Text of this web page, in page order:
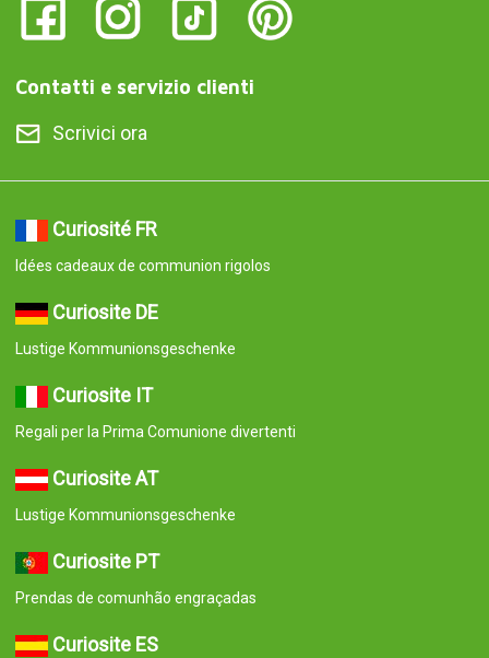
Contatti e servizio clienti
Scrivici ora
Curiosité FR
Idées cadeaux de communion rigolos
Curiosite DE
Lustige Kommunionsgeschenke
Curiosite IT
Regali per la Prima Comunione divertenti
Curiosite AT
Lustige Kommunionsgeschenke
Curiosite PT
Prendas de comunhão engraçadas
Curiosite ES